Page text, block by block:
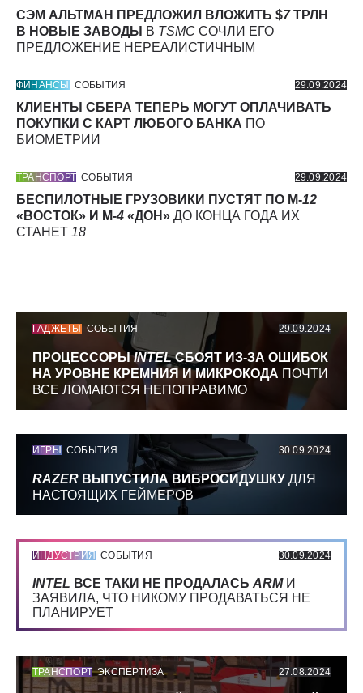
СЭМ АЛЬТМАН ПРЕДЛОЖИЛ ВЛОЖИТЬ $7ТРЛН
В НОВЫЕ ЗАВОДЫ
В TSMC СОЧЛИ ЕГО
ПРЕДЛОЖЕНИЕ НЕРЕАЛИСТИЧНЫМ
ФИНАНСЫ СОБЫТИЯ 29.09.2024
КЛИЕНТЫ СБЕРА ТЕПЕРЬ МОГУТ ОПЛАЧИВАТЬ
ПОКУПКИ С КАРТ ЛЮБОГО БАНКА ПО
БИОМЕТРИИ
ТРАНСПОРТ СОБЫТИЯ 29.09.2024
БЕСПИЛОТНЫЕ ГРУЗОВИКИ ПУСТЯТ ПО М-12
«ВОСТОК» И М-4 «ДОН» ДО КОНЦА ГОДА ИХ
СТАНЕТ 18
ГАДЖЕТЫ СОБЫТИЯ 29.09.2024
ПРОЦЕССОРЫINTELСБОЯТ ИЗ-ЗА ОШИБОК
НА УРОВНЕ КРЕМНИЯ И МИКРОКОДА ПОЧТИ
ВСЕ ЛОМАЮТСЯ НЕПОПРАВИМО
ИГРЫ СОБЫТИЯ 30.09.2024
RAZER ВЫПУСТИЛА ВИБРОСИДУШКУ ДЛЯ
НАСТОЯЩИХ ГЕЙМЕРОВ
ИНДУСТРИЯ СОБЫТИЯ 30.09.2024
INTEL ВСЕ ТАКИ НЕ ПРОДАЛАСЬ ARMИ
ЗАЯВИЛА, ЧТО НИКОМУ ПРОДАВАТЬСЯ НЕ
ПЛАНИРУЕТ
ТРАНСПОРТ ЭКСПЕРТИЗА 27.08.2024